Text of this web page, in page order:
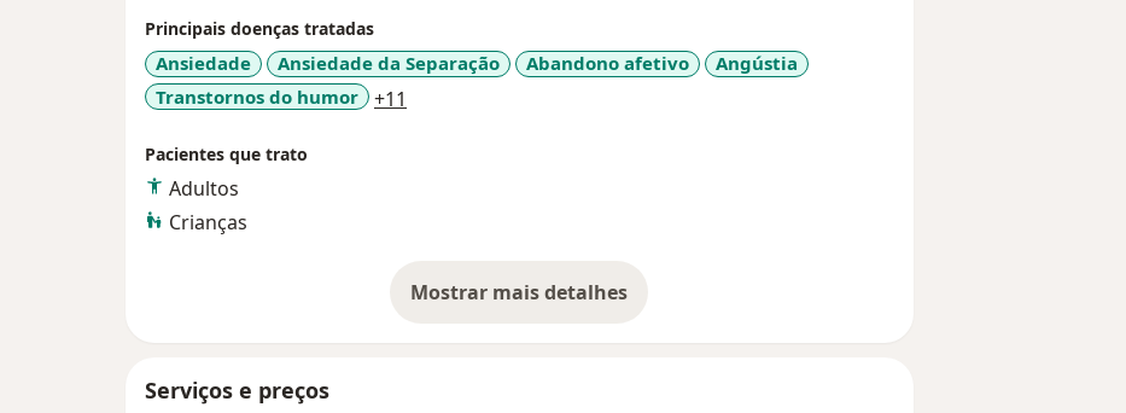
Principais doenças tratadas
Ansiedade Ansiedade da Separação Abandono afetivo
Angústia
Transtornos do humor
+11
Pacientes que trato
Adultos
Crianças
Mostrar mais detalhes
sobre a experiência
Serviços e preços